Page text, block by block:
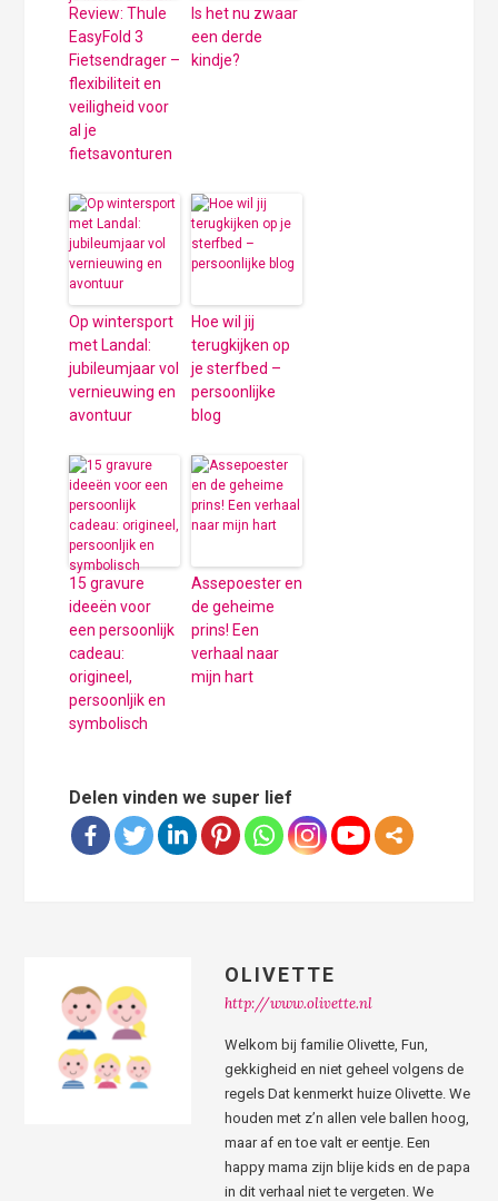
Review: Thule
EasyFold 3
Fietsendrager –
flexibiliteit en
veiligheid voor
al je
fietsavonturen
Is het nu zwaar
een derde
kindje?
Op wintersport
met Landal:
jubileumjaar vol
vernieuwing en
avontuur
Hoe wil jij
terugkijken op
je sterfbed –
persoonlijke
blog
15 gravure
ideeën voor
een persoonlijk
cadeau:
origineel,
persoonljik en
symbolisch
Assepoester en
de geheime
prins! Een
verhaal naar
mijn hart
Delen vinden we super lief
OLIVETTE
http://www.olivette.nl
Welkom bij familie Olivette, Fun,
gekkigheid en niet geheel volgens de
regels Dat kenmerkt huize Olivette. We
houden met z’n allen vele ballen hoog,
maar af en toe valt er eentje. Een
happy mama zijn blije kids en de papa
in dit verhaal niet te vergeten. We